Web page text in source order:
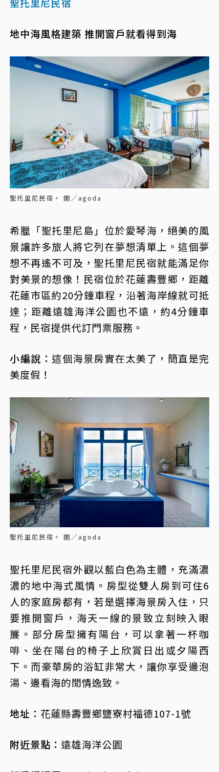
地中海風格建築 推開窗戶就看得到海
聖托里尼民宿。 圖／agoda
希臘「聖托里尼島」位於愛琴海，絕美的風
景讓許多旅人將它列在夢想清單上。這個夢
想不再遙不可及，聖托里尼民宿就能滿足你
對美景的想像！民宿位於花蓮壽豐鄉，距離
花蓮市區約20分鐘車程，沿著海岸線就可抵
達；距離遠雄海洋公園也不遠，約4分鐘車
程，民宿提供代訂門票服務。
小編說： 這個海景房實在太美了，簡直是完
美度假！
聖托里尼民宿。 圖／agoda
聖托里尼民宿外觀以藍白色為主體，充滿濃
濃的地中海式風情。房型從雙人房到可住6
人的家庭房都有，若是選擇海景房入住，只
要推開窗戶，海天一線的景致立刻映入眼
簾。部分房型擁有陽台，可以拿著一杯咖
啡、坐在陽台的椅子上欣賞日出或夕陽西
下。而豪華房的浴缸非常大，讓你享受邊泡
湯、邊看海的閒情逸致。
地址： 花蓮縣壽豐鄉鹽寮村福德107-1號
附近景點： 遠雄海洋公園